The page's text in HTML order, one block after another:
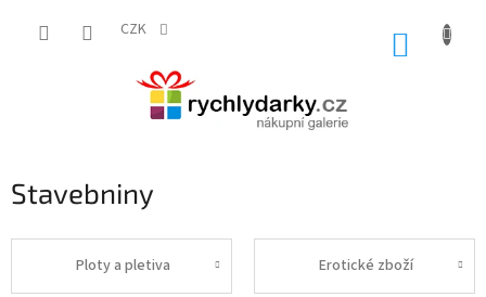
CZK
Stavebniny
Ploty a pletiva Erotické zboží